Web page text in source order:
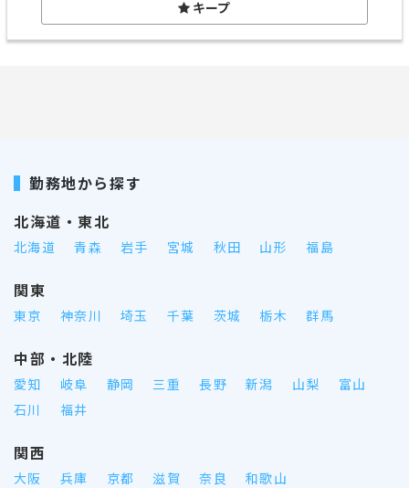
キープ
勤務地から探す
北海道・東北
北海道 青森 岩手 宮城 秋田 山形 福島
関東
東京 神奈川 埼玉 千葉 茨城 栃木 群馬
中部・北陸
愛知 岐阜 静岡 三重 長野 新潟 山梨
富山
石川
福井
関西
大阪 兵庫 京都 滋賀 奈良 和歌山